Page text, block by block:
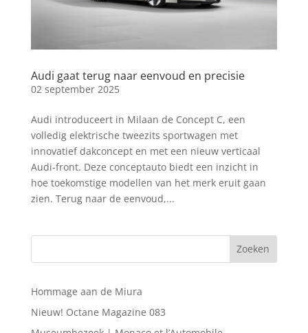
Audi gaat terug naar eenvoud en precisie
02 september 2025
Audi introduceert in Milaan de Concept C, een
volledig elektrische tweezits sportwagen met
innovatief dakconcept en met een nieuw verticaal
Audi-front. Deze conceptauto biedt een inzicht in
hoe toekomstige modellen van het merk eruit gaan
zien. Terug naar de eenvoud,...
Hommage aan de Miura
Nieuw! Octane Magazine 083